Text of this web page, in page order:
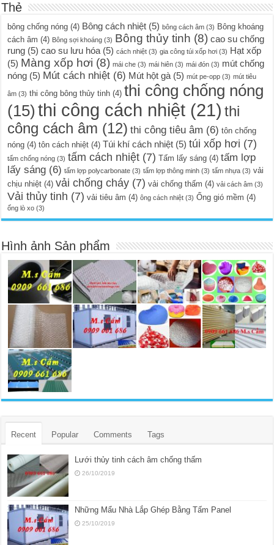
Thẻ
bông chống nóng (4) Bông cách nhiệt (5) bông cách âm (3) Bông khoáng
cách âm (4) Bông sợi khoáng (3) Bông thủy tinh (8) cao su chống
rung (5) cao su lưu hóa (5) cách nhiệt (3) gia công túi xốp hơi (3) Hạt xốp
(5) Màng xốp hơi (8) mái che (3) mái hiên (3) mái đón (3) mút chống
nóng (5) Mút cách nhiệt (6) Mút hột gà (5) mút pe-opp (3) mút tiêu
âm (3) thi công bông thủy tinh (4) thi công chống nóng
(15) thi công cách nhiệt (21) thi
công cách âm (12) thi công tiêu âm (6) tôn chống
nóng (4) tôn cách nhiệt (4) Túi khí cách nhiệt (5) túi xốp hơi (7)
tấm chống nóng (3) tấm cách nhiệt (7) Tấm lấy sáng (4) tấm lợp
lấy sáng (6) tấm lợp polycarbonate (3) tấm lợp thông minh (3) tấm nhựa (3) vải
chịu nhiệt (4) vải chống cháy (7) vải chống thấm (4) vải cách âm (3)
Vải thủy tinh (7) vải tiêu âm (4) ông cách nhiệt (3) Ống gió mềm (4)
ống lò xo (3)
Hình ảnh Sản phẩm
Recent Popular Comments Tags
Lưới thủy tinh cách âm chống thấm
26/10/2019
Những Mẩu Nhà Lắp Ghép Bằng Tấm Panel
25/10/2019